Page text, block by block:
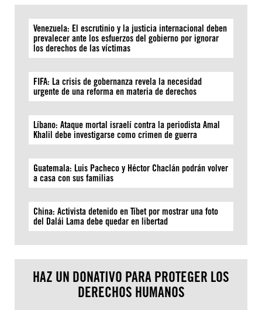
Venezuela: El escrutinio y la justicia internacional deben
prevalecer ante los esfuerzos del gobierno por ignorar
los derechos de las víctimas
FIFA: La crisis de gobernanza revela la necesidad
urgente de una reforma en materia de derechos
Líbano: Ataque mortal israelí contra la periodista Amal
Khalil debe investigarse como crimen de guerra
Guatemala: Luis Pacheco y Héctor Chaclán podrán volver
a casa con sus familias
China: Activista detenido en Tíbet por mostrar una foto
del Dalái Lama debe quedar en libertad
HAZ UN DONATIVO PARA PROTEGER LOS
DERECHOS HUMANOS